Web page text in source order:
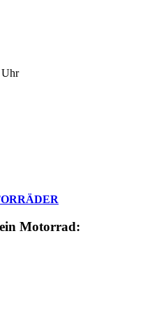
Uhr
Motorrad: